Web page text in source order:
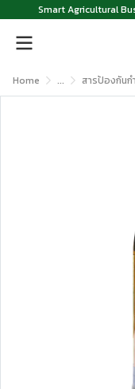
Smart Agricultural
Home ... สารป้องกัน